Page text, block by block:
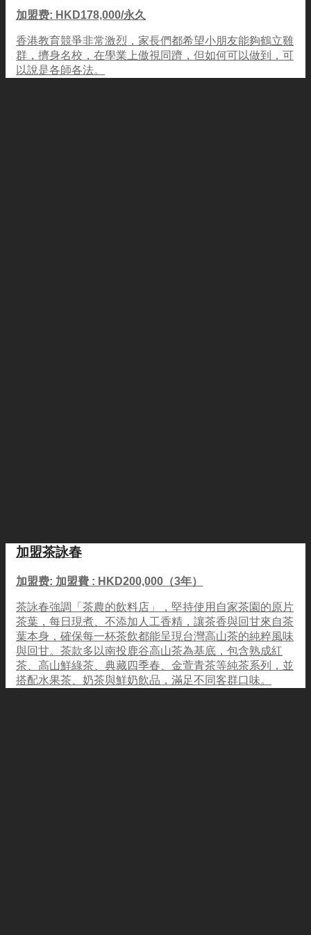
加盟费: HKD178,000/永久
香港教育競爭非常激烈，家長們都希望小朋友能夠鶴立雞
群，擠身名校，在學業上傲視同躋，但如何可以做到，可
以說是各師各法。
加盟茶詠春
加盟费: 加盟費 : HKD200,000（3年）
茶詠春強調「茶農的飲料店」，堅持使用自家茶園的原片
茶葉，每日現煮、不添加人工香精，讓茶香與回甘來自茶
葉本身，確保每一杯茶飲都能呈現台灣高山茶的純粹風味
與回甘。茶款多以南投鹿谷高山茶為基底，包含熟成紅
茶、高山鮮綠茶、典藏四季春、金萱青茶等純茶系列，並
搭配水果茶、奶茶與鮮奶飲品，滿足不同客群口味。